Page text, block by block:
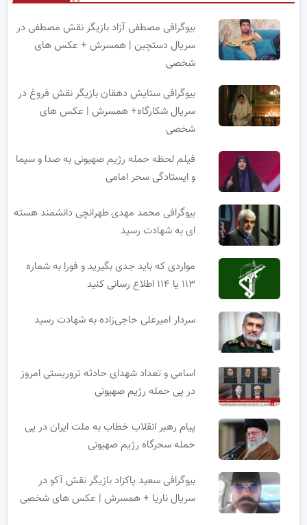
بیوگرافی مصطفی آزاد بازیگر نقش مصطفی در
سریال دستچین | همسرش + عکس های
شخصی
بیوگرافی ستایش دهقان بازیگر نقش فروغ در
سریال شکارگاه+ همسرش | عکس های
شخصی
فیلم لحظه حمله رژیم صهیونی به صدا و سیما
و ایستادگی سحر امامی
بیوگرافی محمد مهدی طهرانچی دانشمند هسته
ای به شهادت رسید
مواردی که باید جدی بگیرید و فورا به شماره
۱۱۳ یا ۱۱۴ اطلاع رسانی کنید
سردار امیرعلی حاجی‌زاده به شهادت رسید
اسامی و تعداد شهدای حادثه تروریستی امروز
در پی حمله رژیم صهیونی
پیام رهبر انقلاب خطاب به ملت ایران در پی
حمله سحرگاه رژیم صهیونی
بیوگرافی سعید پاکزاد بازیگر نقش آکو در
سریال ناریا + همسرش | عکس های شخصی